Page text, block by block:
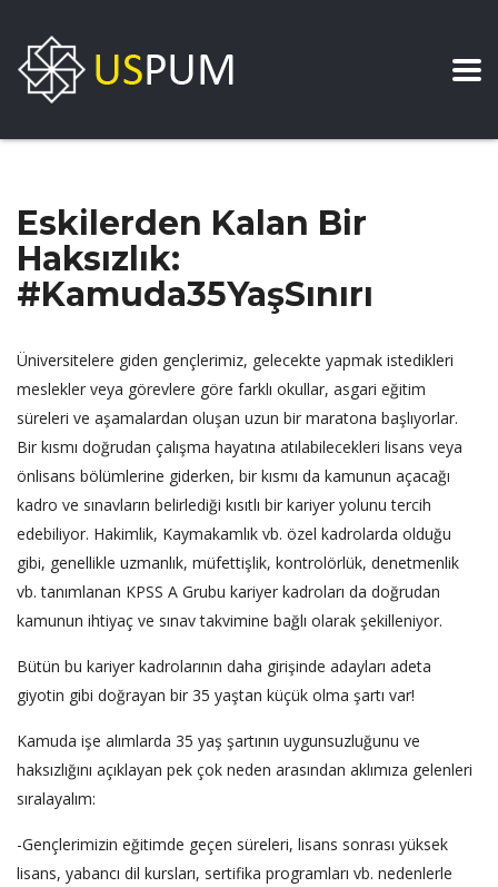
Eskilerden Kalan Bir
Haksızlık:
#Kamuda35YaşSınırı
Üniversitelere giden gençlerimiz, gelecekte yapmak istedikleri
meslekler veya görevlere göre farklı okullar, asgari eğitim
süreleri ve aşamalardan oluşan uzun bir maratona başlıyorlar.
Bir kısmı doğrudan çalışma hayatına atılabilecekleri lisans veya
önlisans bölümlerine giderken, bir kısmı da kamunun açacağı
kadro ve sınavların belirlediği kısıtlı bir kariyer yolunu tercih
edebiliyor. Hakimlik, Kaymakamlık vb. özel kadrolarda olduğu
gibi, genellikle uzmanlık, müfettişlik, kontrolörlük, denetmenlik
vb. tanımlanan KPSS A Grubu kariyer kadroları da doğrudan
kamunun ihtiyaç ve sınav takvimine bağlı olarak şekilleniyor.
Bütün bu kariyer kadrolarının daha girişinde adayları adeta
giyotin gibi doğrayan bir 35 yaştan küçük olma şartı var!
Kamuda işe alımlarda 35 yaş şartının uygunsuzluğunu ve
haksızlığını açıklayan pek çok neden arasından aklımıza gelenleri
sıralayalım:
-Gençlerimizin eğitimde geçen süreleri, lisans sonrası yüksek
lisans, yabancı dil kursları, sertifika programları vb. nedenlerle